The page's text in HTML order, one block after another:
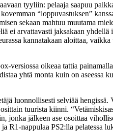
tyyliin: pelaaja saapuu
“loppuvastuksen”
sekaan mahtuu muutama
ei arvattavasti jaksakaan
kannatakaan aloittaa,
oikeaa tattia
yhtä monta kuin on aseessa
luonnollisesti selviää hengissä.
tuurista kiinni.
jonka jälkeen ase osoittaa
nappulaa PS2:lla pelatessa